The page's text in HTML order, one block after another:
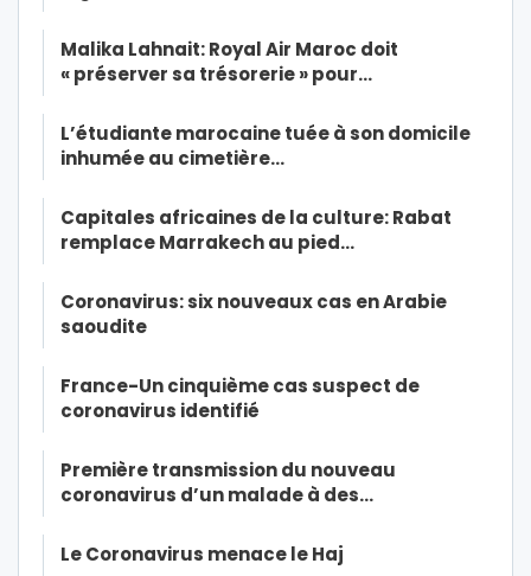
Malika Lahnait: Royal Air Maroc doit
« préserver sa trésorerie » pour…
L’étudiante marocaine tuée à son domicile
inhumée au cimetière…
Capitales africaines de la culture: Rabat
remplace Marrakech au pied…
Coronavirus: six nouveaux cas en Arabie
saoudite
France-Un cinquième cas suspect de
coronavirus identifié
Première transmission du nouveau
coronavirus d’un malade à des…
Le Coronavirus menace le Haj